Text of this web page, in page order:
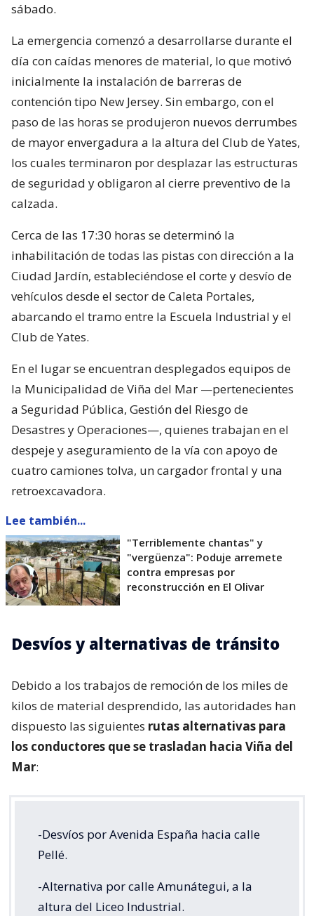
sábado.
La emergencia comenzó a desarrollarse durante el
día con caídas menores de material, lo que motivó
inicialmente la instalación de barreras de
contención tipo New Jersey. Sin embargo, con el
paso de las horas se produjeron nuevos derrumbes
de mayor envergadura a la altura del Club de Yates,
los cuales terminaron por desplazar las estructuras
de seguridad y obligaron al cierre preventivo de la
calzada.
Cerca de las 17:30 horas se determinó la
inhabilitación de todas las pistas con dirección a la
Ciudad Jardín, estableciéndose el corte y desvío de
vehículos desde el sector de Caleta Portales,
abarcando el tramo entre la Escuela Industrial y el
Club de Yates.
En el lugar se encuentran desplegados equipos de
la Municipalidad de Viña del Mar —pertenecientes
a Seguridad Pública, Gestión del Riesgo de
Desastres y Operaciones—, quienes trabajan en el
despeje y aseguramiento de la vía con apoyo de
cuatro camiones tolva, un cargador frontal y una
retroexcavadora.
Lee también...
"Terriblemente chantas" y
"vergüenza": Poduje arremete
contra empresas por
reconstrucción en El Olivar
Desvíos y alternativas de tránsito
Debido a los trabajos de remoción de los miles de
kilos de material desprendido, las autoridades han
dispuesto las siguientes rutas alternativas para
los conductores que se trasladan hacia Viña del
Mar:
-Desvíos por Avenida España hacia calle
Pellé.
-Alternativa por calle Amunátegui, a la
altura del Liceo Industrial.